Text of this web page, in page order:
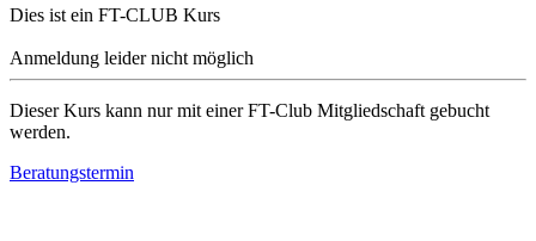
Dies ist ein FT-CLUB Kurs
Anmeldung leider nicht möglich
Dieser Kurs kann nur mit einer FT-Club Mitgliedschaft gebucht
werden.
Beratungstermin